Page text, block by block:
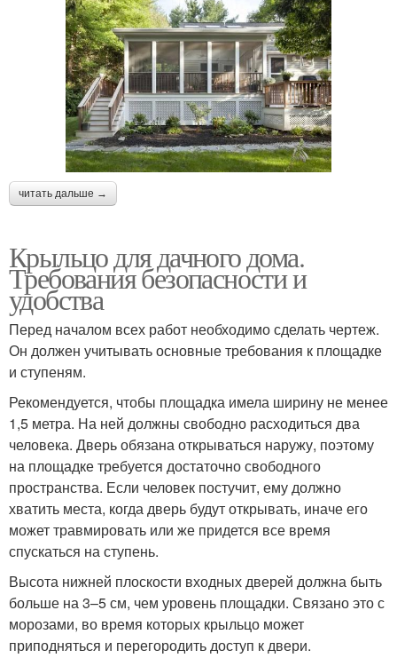
читать дальше →
Крыльцо для дачного дома.
Требования безопасности и
удобства
Перед началом всех работ необходимо сделать чертеж.
Он должен учитывать основные требования к площадке
и ступеням.
Рекомендуется, чтобы площадка имела ширину не менее
1,5 метра. На ней должны свободно расходиться два
человека. Дверь обязана открываться наружу, поэтому
на площадке требуется достаточно свободного
пространства. Если человек постучит, ему должно
хватить места, когда дверь будут открывать, иначе его
может травмировать или же придется все время
спускаться на ступень.
Высота нижней плоскости входных дверей должна быть
больше на 3–5 см, чем уровень площадки. Связано это с
морозами, во время которых крыльцо может
приподняться и перегородить доступ к двери.